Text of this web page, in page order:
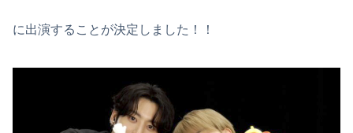
に出演することが決定しました！！